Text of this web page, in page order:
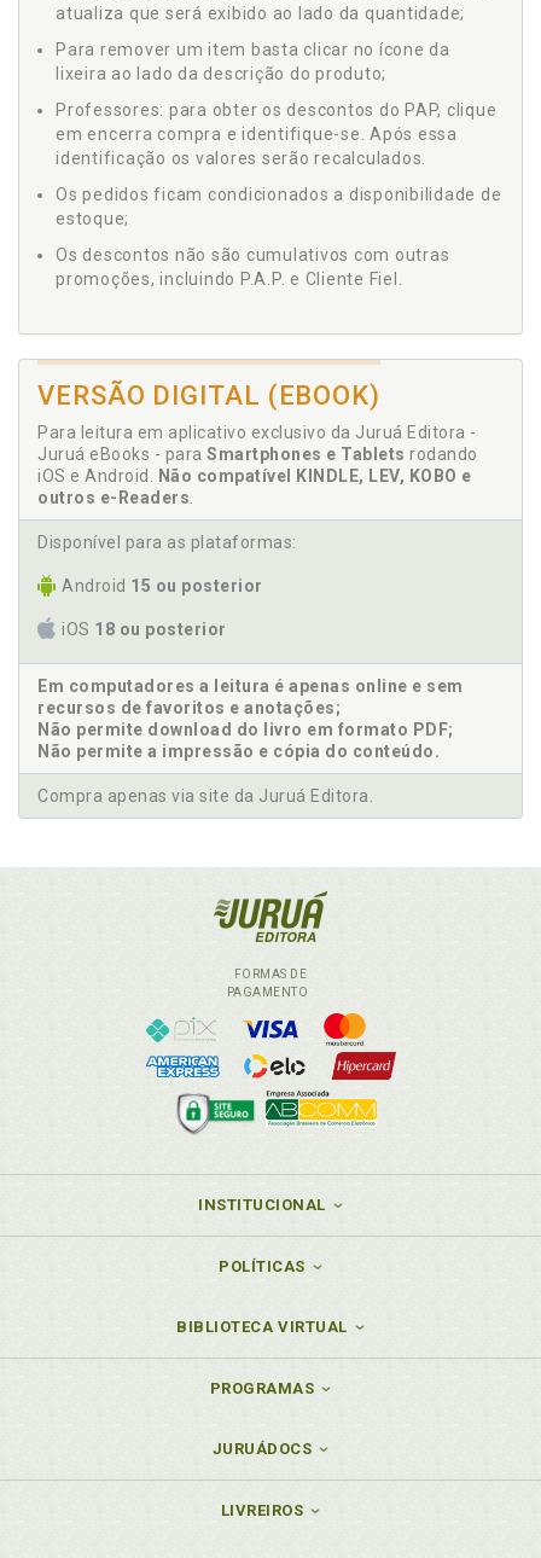
atualiza que será exibido ao lado da quantidade;
Para remover um item basta clicar no ícone da
lixeira ao lado da descrição do produto;
Professores: para obter os descontos do PAP, clique
em encerra compra e identifique-se. Após essa
identificação os valores serão recalculados.
Os pedidos ficam condicionados a disponibilidade de
estoque;
Os descontos não são cumulativos com outras
promoções, incluindo P.A.P. e Cliente Fiel.
VERSÃO DIGITAL (EBOOK)
Para leitura em aplicativo exclusivo da Juruá Editora -
Juruá eBooks - para Smartphones e Tablets rodando
iOS e Android.
Não compatível KINDLE, LEV, KOBO e
outros e-Readers
Disponível para as plataformas:
Android 15 ou posterior
iOS 18 ou posterior
Em computadores a leitura é apenas online e sem
recursos de favoritos e anotações;
Não permite download do livro em formato PDF;
Não permite a impressão e cópia do conteúdo.
Compra apenas via site da Juruá Editora.
FORMAS DE
PAGAMENTO
INSTITUCIONAL
POLÍTICAS
BIBLIOTECA VIRTUAL
PROGRAMAS
JURUÁDOCS
LIVREIROS